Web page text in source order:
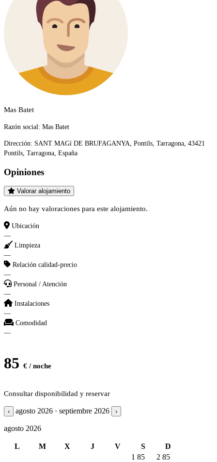
Mas Batet
Razón social: Mas Batet
Dirección: SANT MAGí DE BRUFAGANYA, Pontils, Tarragona, 43421
Pontils, Tarragona, España
Opiniones
Valorar alojamiento
Aún no hay valoraciones para este alojamiento.
Ubicación
—
Limpieza
—
Relación calidad-precio
—
Personal / Atención
—
Instalaciones
—
Comodidad
—
85 € / noche
Consultar disponibilidad y reservar
‹ agosto 2026 · septiembre 2026 ›
agosto 2026
L M X J V S
D
1 85 2 85